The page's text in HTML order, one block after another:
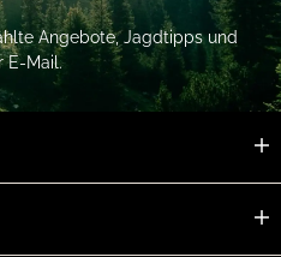
Angebote, Jagdtipps und
E-Mail.